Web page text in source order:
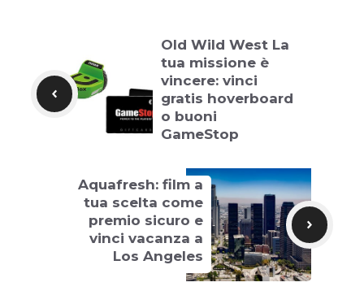
Old Wild West La
tua missione è
vincere: vinci
gratis hoverboard
o buoni
GameStop
Aquafresh: film a
tua scelta come
premio sicuro e
vinci vacanza a
Los Angeles